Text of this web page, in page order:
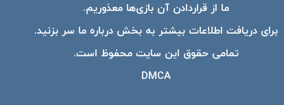
ما از قراردادن آن بازی‌ها معذوریم.
برای دریافت اطلاعات بیشتر به بخش درباره ما سر بزنید.
تمامی حقوق این سایت محفوظ است.
DMCA